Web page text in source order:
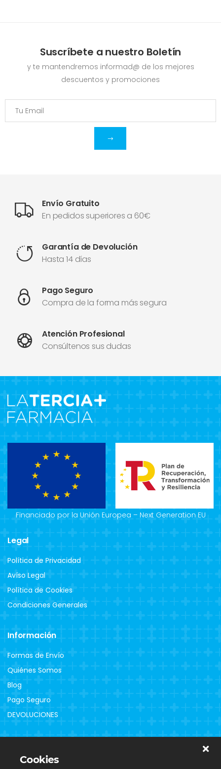
Suscríbete a nuestro Boletín
y te mantendremos informad@ de los mejores
descuentos y promociones
Envío Gratuito
En pedidos superiores a 60€
Garantía de Devolución
Hasta 14 días
Pago Seguro
Compra de la forma más segura
Atención Profesional
Consúltenos sus dudas
Financiado por la Unión Europea – Next Generation EU
Legal
Política de Privacidad
Avíso Legal
Política de Cookies
Condiciones Generales
Información
Formas de Envío
Quiénes Somos
Blog
Pago Seguro
DEVOLUCIONES
Contacto
Cookies